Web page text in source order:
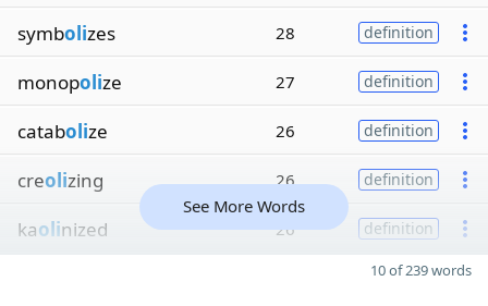
symbolizes 28 definition
monopolize 27 definition
catabolize 26 definition
creolizing 26 definition
kaolinized 26 definition
See More Words
10 of 239 words